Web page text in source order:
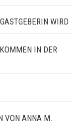
WIRD
IN DER
VON ANNA M.